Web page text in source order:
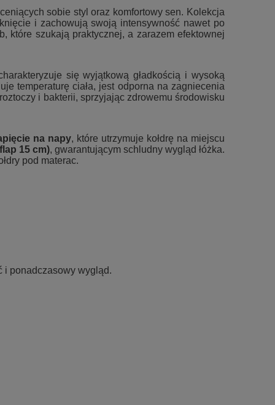
sobie styl oraz komfortowy sen. Kolekcja
i zachowują swoją intensywność nawet po
które szukają praktycznej, a zarazem efektownej
się wyjątkową gładkością i wysoką
temperaturę ciała, jest odporna na zagniecenia
i bakterii, sprzyjając zdrowemu środowisku
na napy, które utrzymuje kołdrę na miejscu
15 cm), gwarantującym schludny wygląd łóżka.
pod materac.
i ponadczasowy wygląd.